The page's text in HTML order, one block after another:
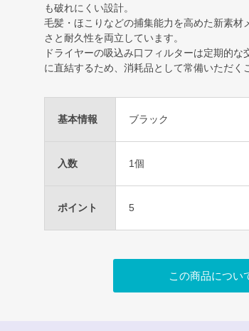
も破れにくい設計。
毛髪・ほこりなどの捕集能力を高めた新素
さと耐久性を両立しています。
ドライヤーの吸込み口フィルターは定期的
に直結するため、消耗品として常備いただく
基本情報 ブラック
入数 1個
ポイント 5
この商品につい